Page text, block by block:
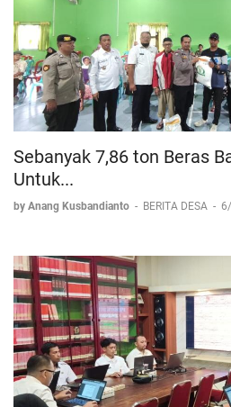
Sebanyak 7,86 ton Beras
Untuk...
by Anang Kusbandianto - BERITA DESA -